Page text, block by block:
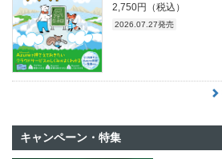
2,750円（税込）
2026.07.27発売
キャンペーン・特集